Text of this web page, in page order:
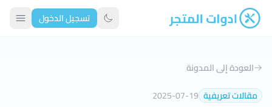
ادوات المتجر تبديل الوضع الداكن
تسجيل الدخول
العودة إلى المدونة
مقالات تعريفية 2025-07-19